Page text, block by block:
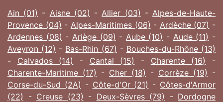
Ain (01) - Aisne (02) - Allier (03) - Alpes-de-Haute-
Provence (04) - Alpes-Maritimes (06) - Ardèche (07) -
Ardennes (08) - Ariège (09) - Aube (10) - Aude (11) -
Aveyron (12) - Bas-Rhin (67) - Bouches-du-Rhône (13)
- Calvados (14) - Cantal (15) - Charente (16)
-
Charente-Maritime (17) - Cher (18) - Corrèze (19) -
Corse-du-Sud (2A) - Côte-d'Or (21) - Côtes-d'Armor
(22) - Creuse (23) - Deux-Sèvres (79) - Dordogne